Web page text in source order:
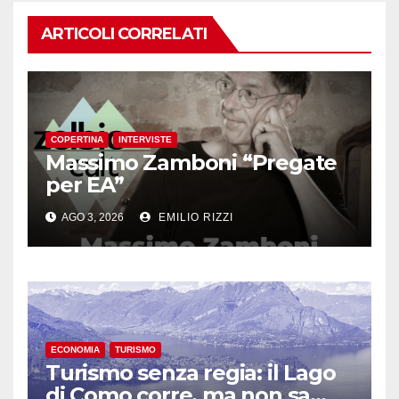
ARTICOLI CORRELATI
COPERTINA INTERVISTE
Massimo Zamboni “Pregate
per EA”
AGO 3, 2026 EMILIO RIZZI
ECONOMIA TURISMO
Turismo senza regia: il Lago